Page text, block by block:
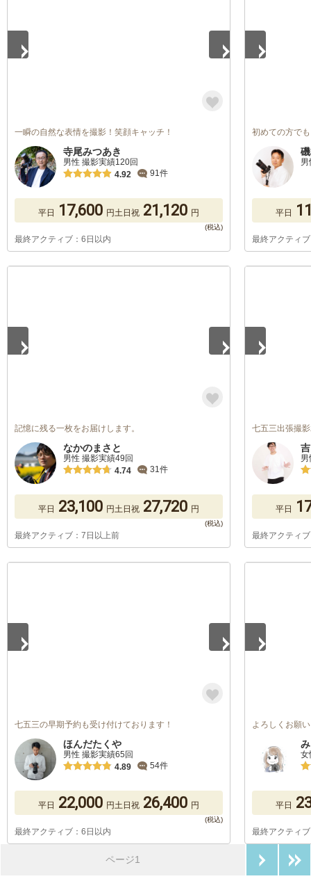
一瞬の自然な表情を撮影！笑顔キャッチ！
寺尾みつあき
男性 撮影実績120回
4.92
91件
平日 17,600 円土日祝 21,120 円
最終アクティブ：6日以内
初めての方で
男
平日
最終アクティ
記憶に残る一枚をお届けします。
なかのまさと
男性 撮影実績49回
4.74
31件
平日 23,100 円土日祝 27,720 円
最終アクティブ：7日以上前
七五三出張撮
平日
最終アクティ
七五三の早期予約も受け付けております！
ほんだたくや
男性 撮影実績65回
4.89
54件
平日 22,000 円土日祝 26,400 円
最終アクティブ：6日以内
よろしくお願
女
平日
最終アクティ
ページ1